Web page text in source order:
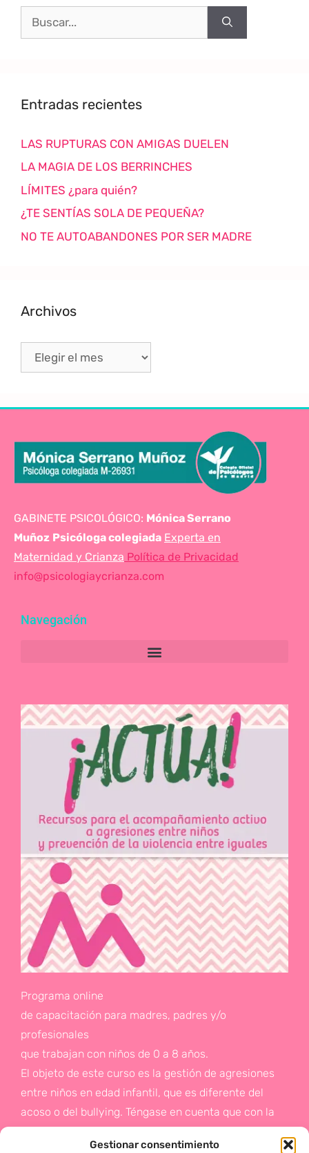
Gestionar consentimiento
Entradas recientes
LAS RUPTURAS CON AMIGAS DUELEN
LA MAGIA DE LOS BERRINCHES
LÍMITES ¿para quién?
¿TE SENTÍAS SOLA DE PEQUEÑA?
NO TE AUTOABANDONES POR SER MADRE
Archivos
GABINETE PSICOLÓGICO: Mónica Serrano
Muñoz Psicóloga colegiada Experta en
Maternidad y Crianza Política de Privacidad
info@psicologiaycrianza.com
Navegación
Programa online
de capacitación para madres, padres y/o
profesionales
que trabajan con niños de 0 a 8 años.
El objeto de este curso es la gestión de agresiones
entre niños en edad infantil, que es diferente del
acoso o del bullying. Téngase en cuenta que con la